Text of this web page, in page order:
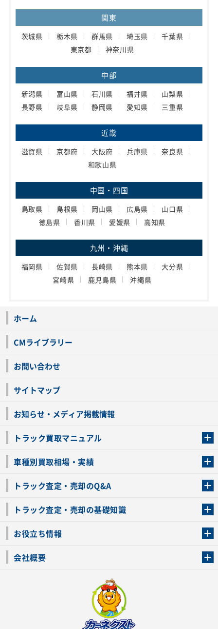
関東
茨城県 栃木県 群馬県 埼玉県
千葉県
東京都
神奈川県
中部
新潟県 富山県 石川県 福井県
山梨県
長野県
岐阜県 静岡県 愛知県 三重県
近畿
滋賀県 京都府 大阪府 兵庫県
奈良県
和歌山県
中国・四国
鳥取県 島根県 岡山県 広島県
山口県
徳島県
香川県 愛媛県 高知県
九州・沖縄
福岡県 佐賀県 長崎県 熊本県
大分県
宮崎県
鹿児島県 沖縄県
ホーム
CMライブラリー
お問い合わせ
サイトマップ
お知らせ・メディア掲載情報
トラック買取マニュアル
車種別買取相場・実績
トラック査定・売却のQ&A
トラック査定・売却の基礎知識
お役立ち情報
会社概要